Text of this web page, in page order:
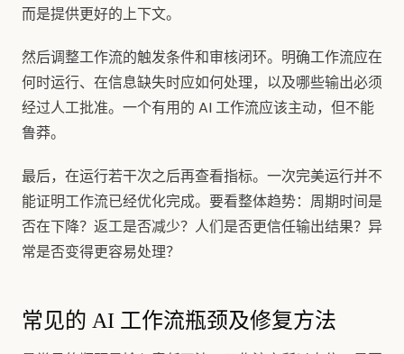
而是提供更好的上下文。
然后调整工作流的触发条件和审核闭环。明确工作流应在
何时运行、在信息缺失时应如何处理，以及哪些输出必须
经过人工批准。一个有用的 AI 工作流应该主动，但不能
鲁莽。
最后，在运行若干次之后再查看指标。一次完美运行并不
能证明工作流已经优化完成。要看整体趋势：周期时间是
否在下降？返工是否减少？人们是否更信任输出结果？异
常是否变得更容易处理？
常见的 AI 工作流瓶颈及修复方法